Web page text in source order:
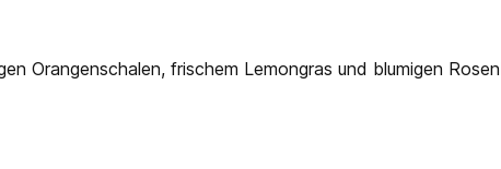
Orangenschalen, frischem Lemongras und blumigen